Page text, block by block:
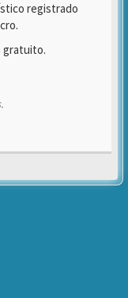
registrado
gratuito.